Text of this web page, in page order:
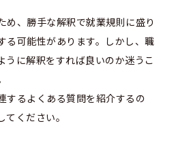
め、勝手な解釈で就業規則に盛り
る可能性があります。しかし、職
うに解釈をすれば良いのか迷うこ
するよくある質問を紹介するの
ください。